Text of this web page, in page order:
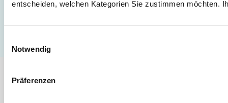
entscheiden, welchen Kategorien Sie zustimmen möchten.
Notwendig
Präferenzen
STABILE
Mitte UG